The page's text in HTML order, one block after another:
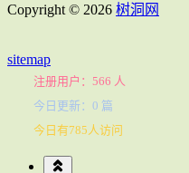
Copyright © 2026 树洞网
sitemap
注册用户：566 人
今日更新：0 篇
今日有785人访问